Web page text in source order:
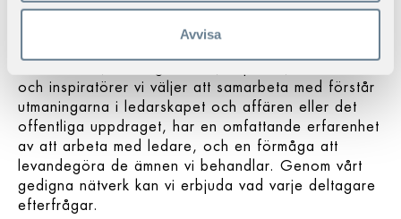
Avvisa
individuella behov och utmaningar – att omvandla
och anpassa kunskaper.
och inspiratörer vi väljer att samarbeta med förstår
utmaningarna i ledarskapet och affären eller det
offentliga uppdraget, har en omfattande erfarenhet
av att arbeta med ledare, och en förmåga att
levandegöra de ämnen vi behandlar. Genom vårt
gedigna nätverk kan vi erbjuda vad varje deltagare
efterfrågar.